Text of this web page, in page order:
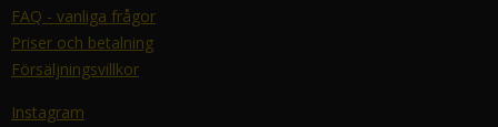
FAQ - vanliga frågor
Priser och betalning
Försäljningsvillkor
Instagram